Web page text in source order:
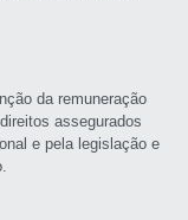
da remuneração
assegurados
e pela legislação e